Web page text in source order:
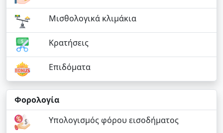
Μισθολογικά κλιμάκια
Κρατήσεις
Επιδόματα
Φορολογία
Υπολογισμός φόρου εισοδήματος